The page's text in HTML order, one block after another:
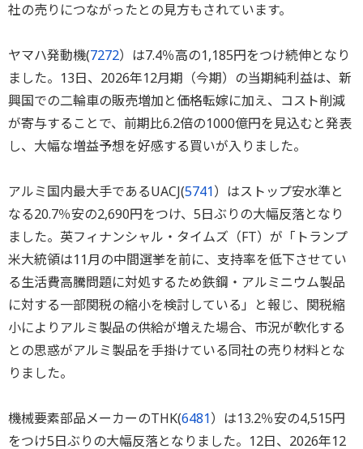
社の売りにつながったとの見方もされています。
ヤマハ発動機(7272）は7.4％高の1,185円をつけ続伸となり
ました。13日、2026年12月期（今期）の当期純利益は、新
興国での二輪車の販売増加と価格転嫁に加え、コスト削減
が寄与することで、前期比6.2倍の1000億円を見込むと発表
し、大幅な増益予想を好感する買いが入りました。
アルミ国内最大手であるUACJ(5741）はストップ安水準と
なる20.7％安の2,690円をつけ、5日ぶりの大幅反落となり
ました。英フィナンシャル・タイムズ（FT）が「トランプ
米大統領は11月の中間選挙を前に、支持率を低下させてい
る生活費高騰問題に対処するため鉄鋼・アルミニウム製品
に対する一部関税の縮小を検討している」と報じ、関税縮
小によりアルミ製品の供給が増えた場合、市況が軟化する
との思惑がアルミ製品を手掛けている同社の売り材料とな
りました。
機械要素部品メーカーのTHK(6481）は13.2％安の4,515円
をつけ5日ぶりの大幅反落となりました。12日、2026年12